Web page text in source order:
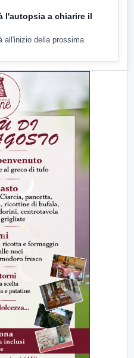
l'autopsia a chiarire il
all'inizio della prossima